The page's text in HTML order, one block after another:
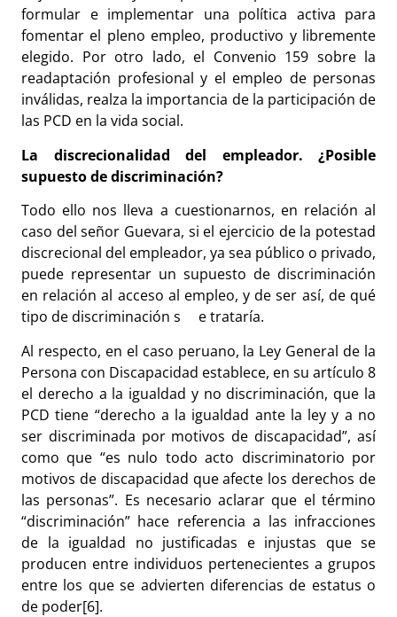
formular e implementar una política activa para
fomentar el pleno empleo, productivo y libremente
elegido. Por otro lado, el Convenio 159 sobre la
readaptación profesional y el empleo de personas
inválidas, realza la importancia de la participación de
las PCD en la vida social.
La discrecionalidad del empleador. ¿Posible
supuesto de discriminación?
Todo ello nos lleva a cuestionarnos, en relación al
caso del señor Guevara, si el ejercicio de la potestad
discrecional del empleador, ya sea público o privado,
puede representar un supuesto de discriminación
en relación al acceso al empleo, y de ser así, de qué
tipo de discriminación s
e trataría.
Al respecto, en el caso peruano, la Ley General de la
Persona con Discapacidad establece, en su artículo 8
el derecho a la igualdad y no discriminación, que la
PCD tiene “derecho a la igualdad ante la ley y a no
ser discriminada por motivos de discapacidad”, así
como que “es nulo todo acto discriminatorio por
motivos de discapacidad que afecte los derechos de
las personas”. Es necesario aclarar que el término
“discriminación” hace referencia a las infracciones
de la igualdad no justificadas e injustas que se
producen entre individuos pertenecientes a grupos
entre los que se advierten diferencias de estatus o
de poder[6].